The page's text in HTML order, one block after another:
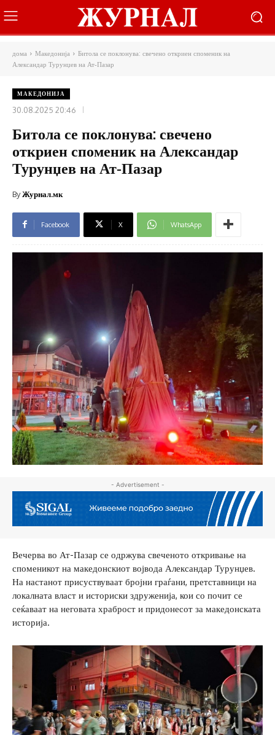
дома Македонија
Битола се поклонува: свечено откриен споменик на
Александар Турунџев на Ат‑Пазар
МАКЕДОНИЈА
30.08.2025 20:46
Битола се поклонува: свечено
откриен споменик на Александар
Турунџев на Ат‑Пазар
ByЖурнал.мк
Facebook X WhatsApp
- Advertisement -
Вечерва во Ат-Пазар се одржува свеченото откривање на
споменикот на македонскиот војвода Александар Турунџев.
На настанот присуствуваат бројни граѓани, претставници на
локалната власт и историски здруженија, кои со почит се
сеќаваат на неговата храброст и придонесот за македонската
историја.